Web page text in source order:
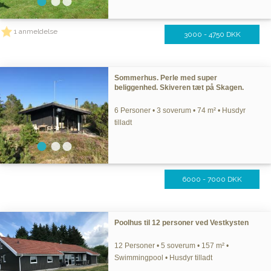
1 anmeldelse 3000 - 4750 DKK
Sommerhus. Perle med super
beliggenhed. Skiveren tæt på Skagen.
6 Personer • 3 soverum • 74 m² • Husdyr
tilladt
6000 - 7000 DKK
Poolhus til 12 personer ved Vestkysten
12 Personer • 5 soverum • 157 m² •
Swimmingpool • Husdyr tilladt